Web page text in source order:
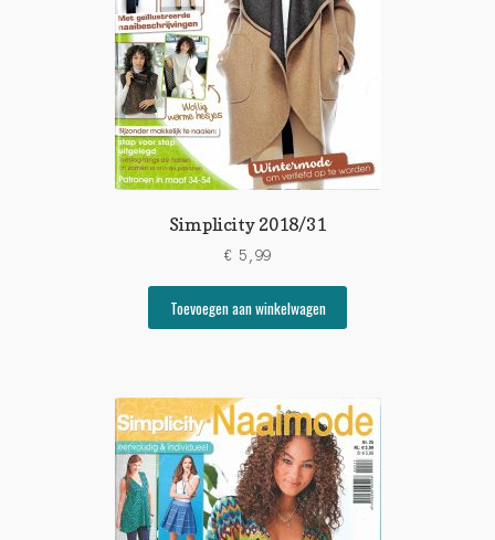
Simplicity 2018/31
€ 5,99
Toevoegen aan winkelwagen